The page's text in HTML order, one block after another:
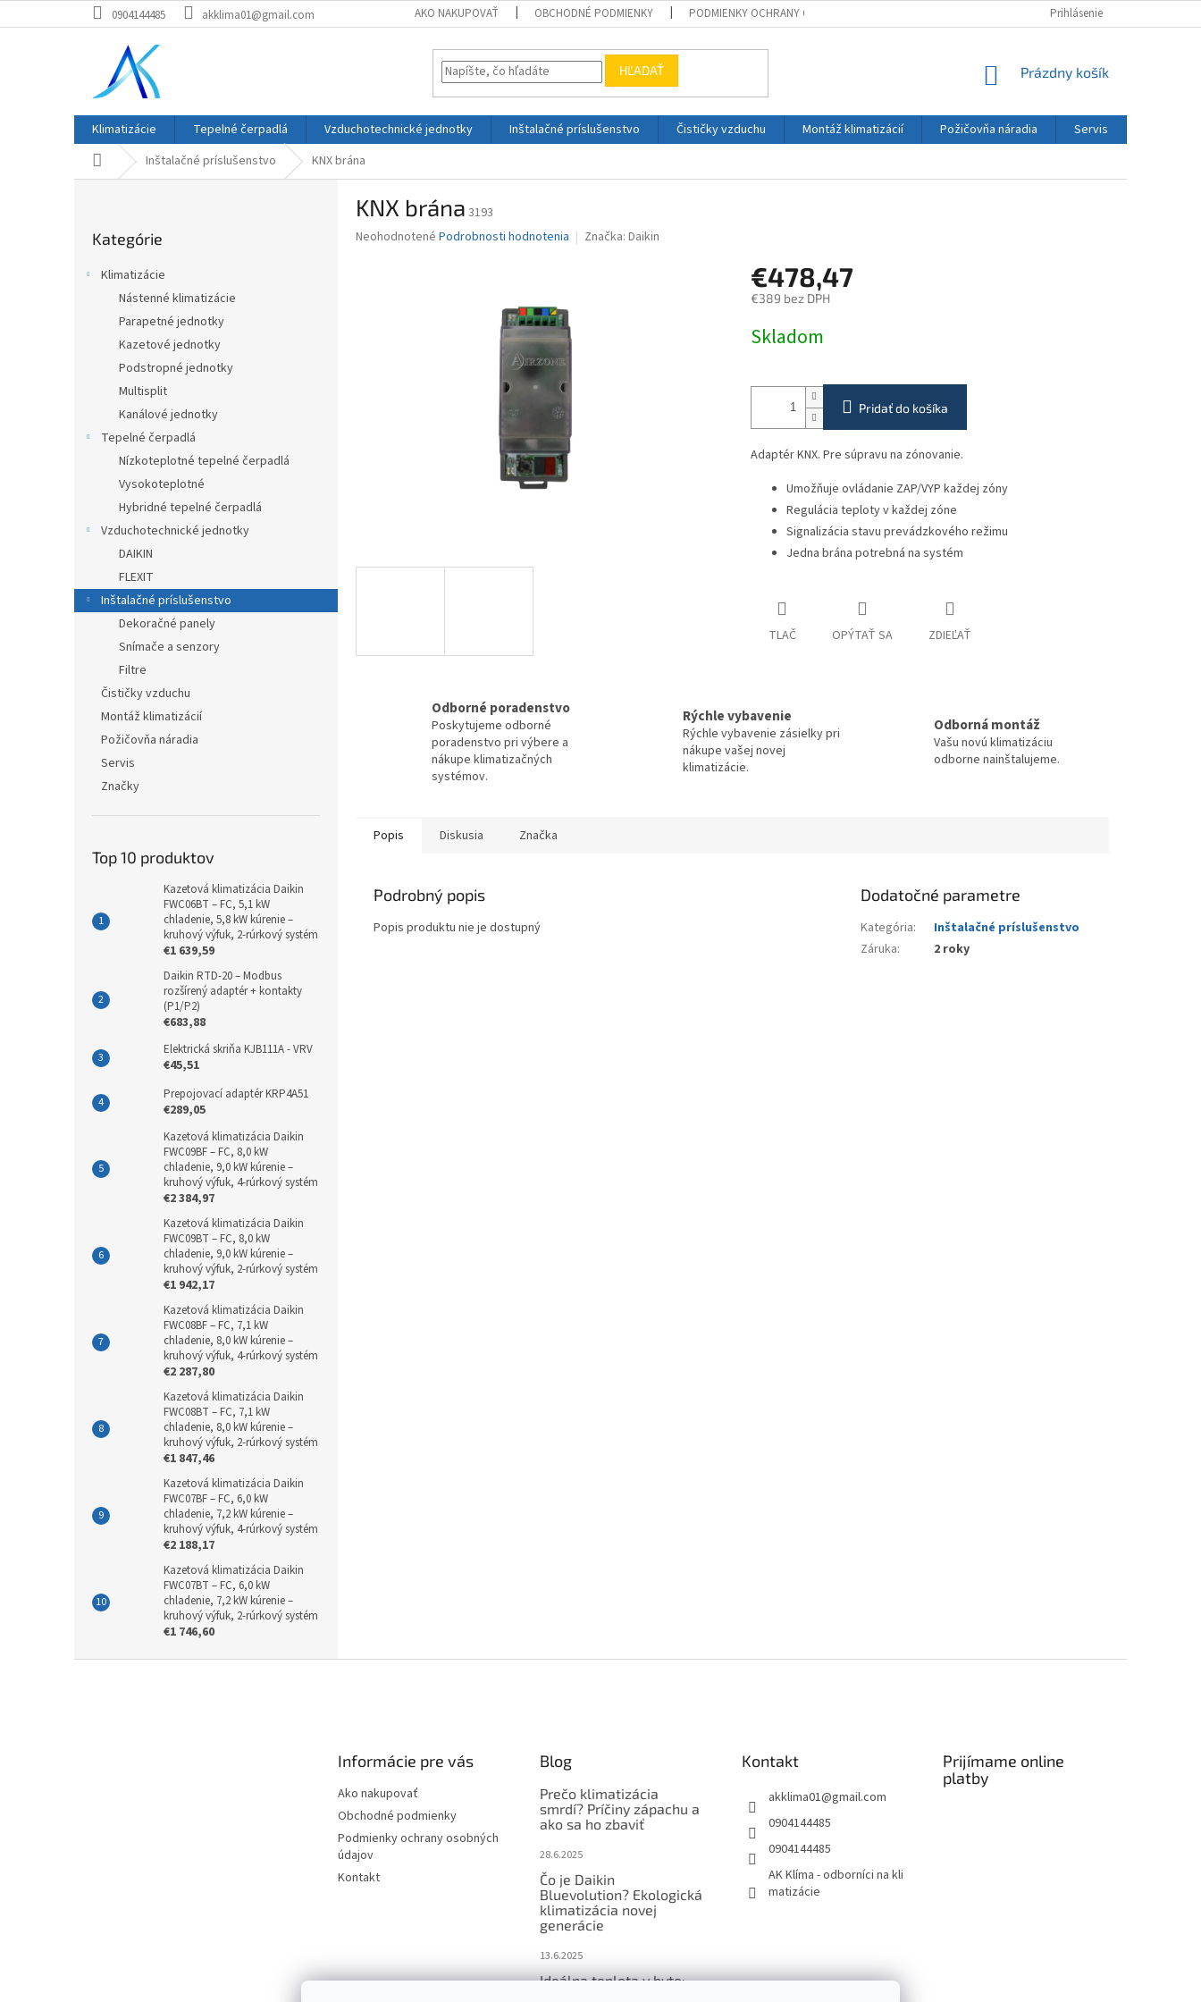
na
0904144485 akklima01@gmail.com AKO NAKUPOVAŤ OBCHODNÉ PODMIENKY PODMIENKY OCHRANY OSOBNÝCH ÚDAJOV Prihlásenie
HĽADAŤ
NÁKUPNÝ
Prázdny košík
Klimatizácie Tepelné čerpadlá Vzduchotechnické jednotky Inštalačné príslušenstvo Čističky vzduchu Montáž klimatizácií Požičovňa náradia Servis
DomovInštalačné príslušenstvo KNX brána
kategórie
Kategórie
Klimatizácie
Nástenné klimatizácie
Parapetné jednotky
Kazetové jednotky
Podstropné jednotky
Multisplit
Kanálové jednotky
Tepelné čerpadlá
Nízkoteplotné tepelné čerpadlá
Vysokoteplotné
Hybridné tepelné čerpadlá
Vzduchotechnické jednotky
DAIKIN
FLEXIT
Inštalačné príslušenstvo
Dekoračné panely
Snímače a senzory
Filtre
Čističky vzduchu
Montáž klimatizácií
Požičovňa náradia
Servis
Značky
Top 10 produktov
Kazetová klimatizácia Daikin
FWC06BT – FC, 5,1 kW
chladenie, 5,8 kW kúrenie –
kruhový výfuk, 2-rúrkový systém
€1 639,59
Daikin RTD-20 – Modbus
rozšírený adaptér + kontakty
(P1/P2)
€683,88
Elektrická skriňa KJB111A - VRV
€45,51
Prepojovací adaptér KRP4A51
€289,05
Kazetová klimatizácia Daikin
FWC09BF – FC, 8,0 kW
chladenie, 9,0 kW kúrenie –
kruhový výfuk, 4-rúrkový systém
€2 384,97
Kazetová klimatizácia Daikin
FWC09BT – FC, 8,0 kW
chladenie, 9,0 kW kúrenie –
kruhový výfuk, 2-rúrkový systém
€1 942,17
Kazetová klimatizácia Daikin
FWC08BF – FC, 7,1 kW
chladenie, 8,0 kW kúrenie –
kruhový výfuk, 4-rúrkový systém
€2 287,80
Kazetová klimatizácia Daikin
FWC08BT – FC, 7,1 kW
chladenie, 8,0 kW kúrenie –
kruhový výfuk, 2-rúrkový systém
€1 847,46
Kazetová klimatizácia Daikin
FWC07BF – FC, 6,0 kW
chladenie, 7,2 kW kúrenie –
kruhový výfuk, 4-rúrkový systém
€2 188,17
Kazetová klimatizácia Daikin
FWC07BT – FC, 6,0 kW
chladenie, 7,2 kW kúrenie –
kruhový výfuk, 2-rúrkový systém
€1 746,60
KNX brána 3193
Priemerné
Neohodnotené Podrobnosti hodnotenia Značka: Daikin
€478,47
€389 bez DPH
cena:
Skladom
Pridať do košíka
Adaptér KNX. Pre súpravu na zónovanie.
Umožňuje ovládanie ZAP/VYP každej zóny
Regulácia teploty v každej zóne
Signalizácia stavu prevádzkového režimu
Jedna brána potrebná na systém
TLAČ OPÝTAŤ SA ZDIEĽAŤ
Odborné poradenstvo
Poskytujeme odborné
poradenstvo pri výbere a
nákupe klimatizačných
systémov.
Rýchle vybavenie
Rýchle vybavenie zásielky pri
nákupe vašej novej
klimatizácie.
Odborná montáž
Vašu novú klimatizáciu
odborne nainštalujeme.
Popis Diskusia Značka
Podrobný popis
Popis produktu nie je dostupný
Dodatočné parametre
Kategória:
Inštalačné príslušenstvo
Záruka: 2 roky
Informácie pre vás
Ako nakupovať
Obchodné podmienky
Podmienky ochrany osobných
údajov
Kontakt
Blog
Prečo klimatizácia
smrdí? Príčiny zápachu a
ako sa ho zbaviť
28.6.2025
Čo je Daikin
Bluevolution? Ekologická
klimatizácia novej
generácie
13.6.2025
Ideálna teplota v byte:
Kontakt
akklima01@gmail.com
0904144485
0904144485
AK Klíma - odborníci na kli
matizácie
Prijímame online
platby